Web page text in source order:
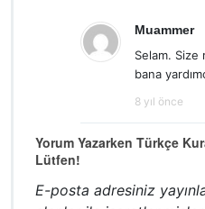
Muammer
Selam. Size
bana
8 yıl önce
Yorum Yazarken Türkçe
Lütfen!
E-posta adresiniz